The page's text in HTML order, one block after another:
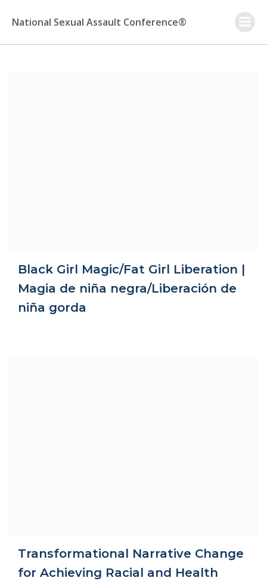
to
National Sexual Assault Conference®
Black Girl Magic/Fat Girl Liberation |
Magia de niña negra/Liberación de
niña gorda
Transformational Narrative Change
for Achieving Racial and Health